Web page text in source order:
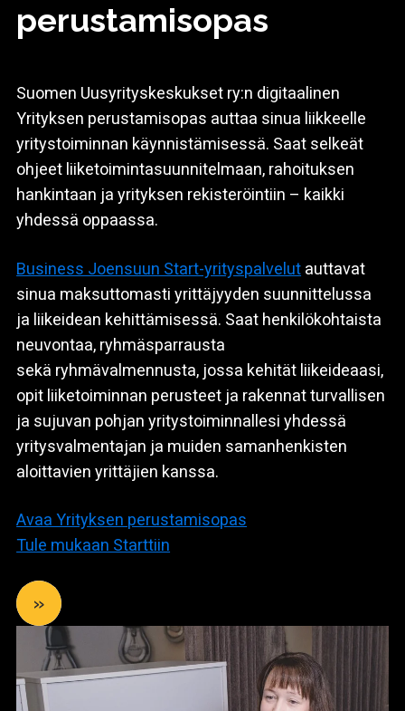
perustamisopas
Suomen Uusyrityskeskukset ry:n digitaalinen
Yrityksen perustamisopas auttaa sinua liikkeelle
yritystoiminnan käynnistämisessä. Saat selkeät
ohjeet liiketoimintasuunnitelmaan, rahoituksen
hankintaan ja yrityksen rekisteröintiin – kaikki
yhdessä oppaassa.
Business Joensuun Start-yrityspalvelut auttavat
sinua maksuttomasti yrittäjyyden suunnittelussa
ja liikeidean kehittämisessä. Saat henkilökohtaista
neuvontaa, ryhmäsparrausta
sekä ryhmävalmennusta, jossa kehität liikeideaasi,
opit liiketoiminnan perusteet ja rakennat turvallisen
ja sujuvan pohjan yritystoiminnallesi yhdessä
yritysvalmentajan ja muiden samanhenkisten
aloittavien yrittäjien kanssa.
Avaa Yrityksen perustamisopas
Tule mukaan Starttiin
»